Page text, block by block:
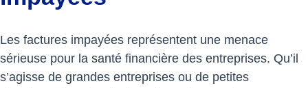
Les factures impayées représentent une menace
sérieuse pour la santé financière des entreprises. Qu’il
s’agisse de grandes entreprises ou de petites